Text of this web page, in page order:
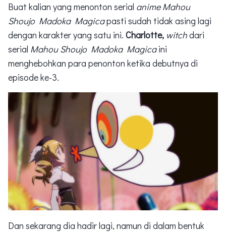
Buat kalian yang menonton serial anime Mahou
Shoujo Madoka Magicapasti sudah tidak asing lagi
dengan karakter yang satu ini. Charlotte, witchdari
serial Mahou Shoujo Madoka Magicaini
menghebohkan para penonton ketika debutnya di
episode ke-3.
Dan sekarang dia hadir lagi, namun di dalam bentuk